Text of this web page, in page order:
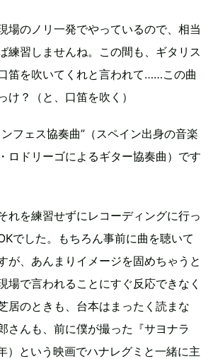
場のノリ一発でやっているので、相当
練習しませんね。この間も、ギタリス
笛を吹いてくれと言われて……この曲
け？（と、口笛を吹く）
ンフェス協奏曲”（スペイン出身の音楽
ロドリーゴによるギター協奏曲）です
れを練習せずにレコーディングに行っ
でした。もちろん事前に曲を聴いて
が、あんまりイメージを固めちゃうと
場で言われることにすぐ反応できなく
居のときも、台本はまったく読まな
さんも、前に僕が撮った『サヨナラ
）という映画でハナレグミと一緒に主